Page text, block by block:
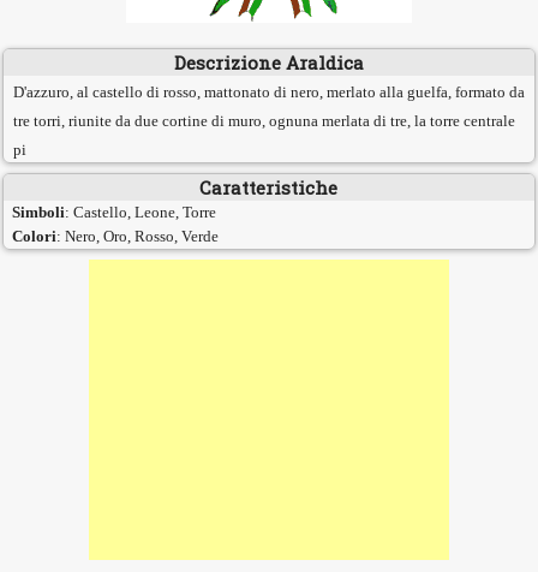
Descrizione Araldica
D'azzuro, al castello di rosso, mattonato di nero, merlato alla guelfa, formato da
tre torri, riunite da due cortine di muro, ognuna merlata di tre, la torre centrale
pi
Caratteristiche
Simboli: Castello, Leone, Torre
Colori: Nero, Oro, Rosso, Verde